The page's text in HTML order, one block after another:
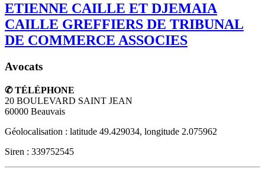
ETIENNE CAILLE ET DJEMAIA
CAILLE GREFFIERS DE TRIBUNAL
DE COMMERCE ASSOCIES
Avocats
✆ TÉLÉPHONE
20 BOULEVARD SAINT JEAN
60000 Beauvais
Géolocalisation : latitude 49.429034, longitude 2.075962
Siren : 339752545